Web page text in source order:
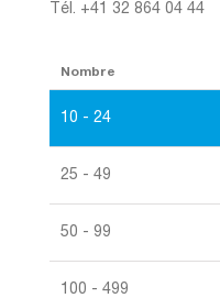
Tél. +41 32 864 04 44
Nombre
10 - 24
25 - 49
50 - 99
100 - 499